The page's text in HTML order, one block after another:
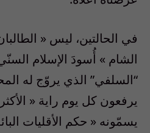
في الحالتين، ليس «
الشام » أُسودَ الإسلام
“السلفي” الذي يروّج له
يرفعون كل يوم راية «
يسمّونه « حكم الأقليات